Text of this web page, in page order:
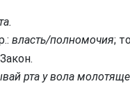
власть/полномочия;
рта у вола